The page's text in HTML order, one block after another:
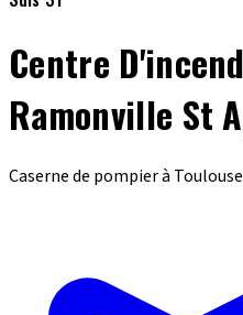
Centre
Ramonville St
Caserne de pompier à Toulouse